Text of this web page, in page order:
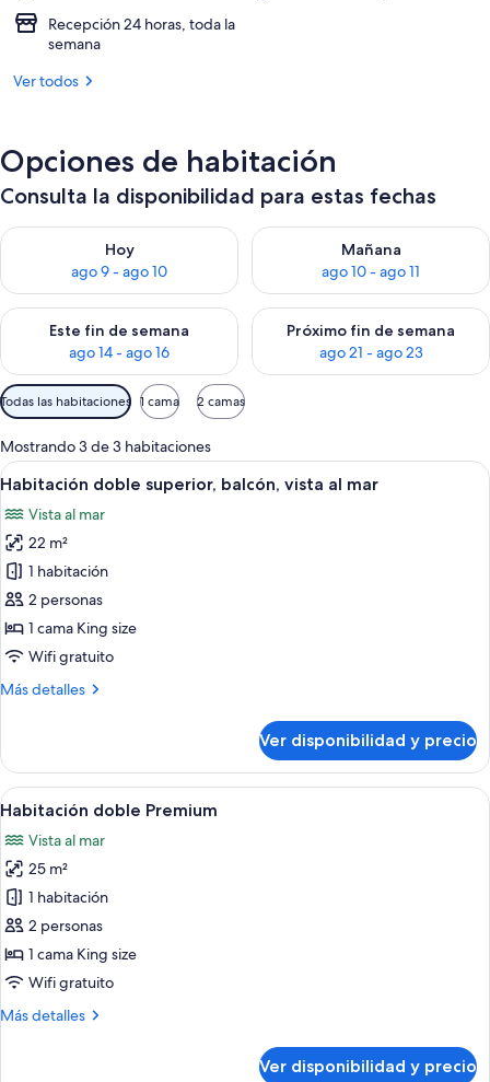
Recepción 24 horas, toda la
semana
Ver todos
Opciones de habitación
Consulta la disponibilidad para estas fechas
Hoy
ago 9 - ago 10
Consulta la disponibilidad para hoy ago 9 - ago 10
Mañana
ago 10 - ago 11
Consulta la disponibilidad
Este fin de semana
ago 14 - ago 16
Consulta la disponibilidad para este fin de semana ago 14 -
Próximo fin de semana
ago 21 - ago 23
Consulta la disponibilidad
Filtros
disponibles
para
las
habitaciones
Todas las habitaciones 1 cama 2 camas
Mostrando 3 de 3 habitaciones
Ver
todas
las
fotos
de
Habitación
doble
superior,
balcón,
vista
Una cama bien hecha con un
5
Habitación doble superior, balcón, vista al mar
Vista al mar
22 m²
1 habitación
2 personas
1 cama King size
Wifi gratuito
Más detalles
Más
doble
superior,
balcón,
al
mar
Ver disponibilidad y precio
Ver
todas
las
fotos
de
Habitación
doble
Premium
Habitación de hotel moderna con
6
Habitación doble Premium
Vista al mar
25 m²
1 habitación
2 personas
1 cama King size
Wifi gratuito
Más detalles
Más
Ver disponibilidad y precio